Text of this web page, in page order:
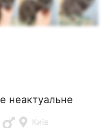
неактуальне
Київ